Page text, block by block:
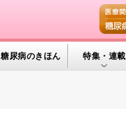
糖尿病のきほん 特集・連載